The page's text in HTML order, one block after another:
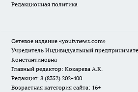
Редакционная политика
Сетевое издание «youtvnews.com»
Учредитель Индивидуальный
Константиновна
Главный редактор: Кокарева А.К.
Редакция: 8 (8352) 202-400
Возрастная категория сайта: 16+